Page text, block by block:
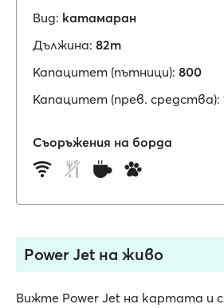
Вид: катамаран
Дължина: 82m
Капацитет (пътници): 800
Капацитет (прев. средства):
Съоръжения на борда
Power Jet на живо
Вижте Power Jet на картата и